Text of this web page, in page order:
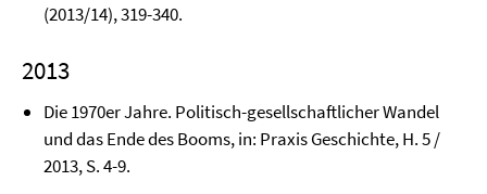
(2013/14), 319-340.
2013
Die 1970er Jahre. Politisch-gesellschaftlicher Wandel
und das Ende des Booms, in: Praxis Geschichte, H. 5 /
2013, S. 4-9.